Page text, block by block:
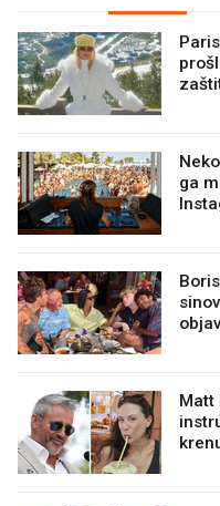
ga
Matt